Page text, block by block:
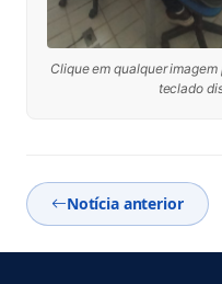
Clique em qualquer
teclado
Notícia anterior